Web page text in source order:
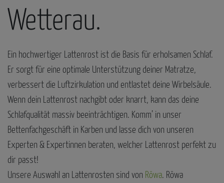
Wetterau.
Ein hochwertiger Lattenrost ist die Basis für erholsamen Schlaf.
Er sorgt für eine optimale Unterstützung deiner Matratze,
verbessert die Luftzirkulation und entlastet deine Wirbelsäule.
Wenn dein Lattenrost nachgibt oder knarrt, kann das deine
Schlafqualität massiv beeinträchtigen. Komm’ in unser
Bettenfachgeschäft in Karben und lasse dich von unseren
Experten & Expertinnen beraten, welcher Lattenrost perfekt zu
dir passt!
Unsere Auswahl an Lattenrosten sind von Röwa. Röwa